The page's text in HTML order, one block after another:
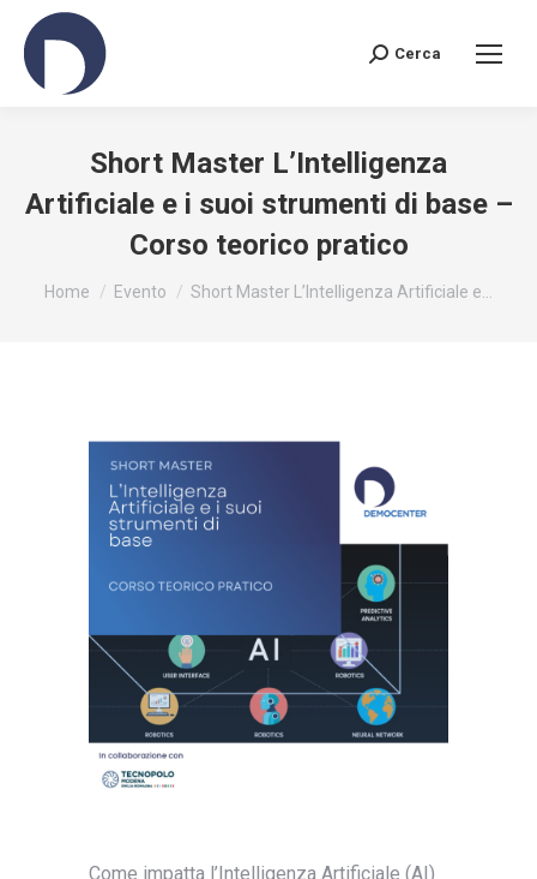
Search:
Cerca
Short Master L’Intelligenza
Artificiale e i suoi strumenti di base –
Corso teorico pratico
You are here:
Home Evento Short Master L’Intelligenza Artificiale e…
Come impatta l’Intelligenza Artificiale (AI)